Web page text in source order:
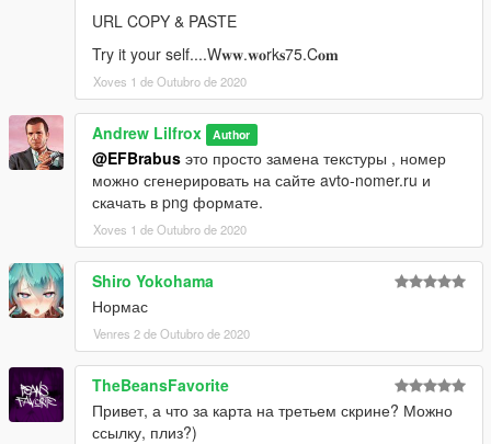
URL COPY & PASTE
Try it your self....W𝐰𝐰.𝐰𝐨rk𝐬75.C𝐨𝐦
Xoves 1 de Outubro de 2020
Andrew Lilfrox Author
@EFBrabus это просто замена текстуры , номер
можно сгенерировать на сайте avto-nomer.ru и
скачать в png формате.
Xoves 1 de Outubro de 2020
Shiro Yokohama
Нормас
Venres 2 de Outubro de 2020
TheBeansFavorite
Привет, а что за карта на третьем скрине? Можно
ссылку, плиз?)